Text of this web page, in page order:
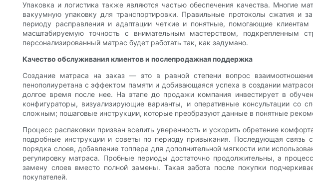
Упаковка и логистика также являются частью обеспечения качества. Многие
вакуумную упаковку для транспортировки. Правильные протоколы сжатия и
периоду расправления и адаптации четкие и понятные, помогающие
масштабируемую точность с внимательным мастерством, подкрепленным
персонализированный матрас будет работать так, как задумано.
Качество обслуживания клиентов и послепродажная поддержка
Создание матраса на заказ — это в равной степени вопрос
пенополиуретана с эффектом памяти и добивающаяся успеха в создании
долгое время после нее. На этапе до продажи компания инвестирует в
конфигураторы, визуализирующие варианты, и оперативные консультации со
сложным; пошаговые инструкции, которые преобразуют данные в понятные
Процесс распаковки призван вселить уверенность и ускорить обретение
подробные инструкции и советы по периоду привыкания. Последующая связь
порядка слоев, добавление топпера для дополнительной мягкости или
регулировку матраса. Пробные периоды достаточно продолжительны, а
замену слоев вместо полной замены. Такая забота после покупки
покупателей.